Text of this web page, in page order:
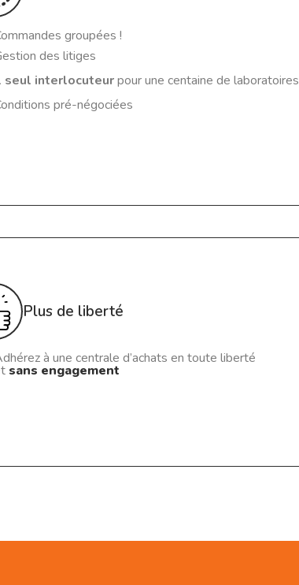
groupées !
des litiges
seul interlocuteurpour une centaine de laboratoires
pré-négociées
Plus de liberté
à une centrale d’achats en toute liberté
sans engagement